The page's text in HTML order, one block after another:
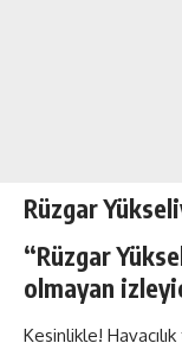
Rüzgar
“Rüzgar
olmayan
Kesinlikle!